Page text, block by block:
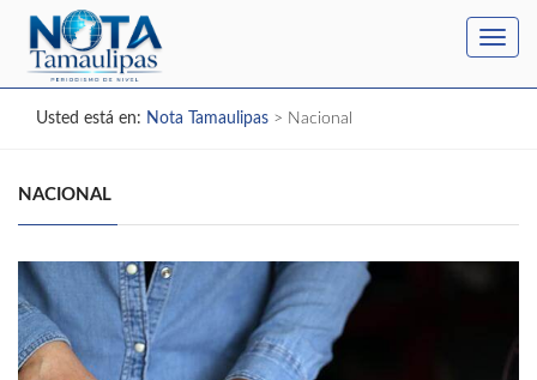
Usted está en: Nota Tamaulipas > Nacional
NACIONAL